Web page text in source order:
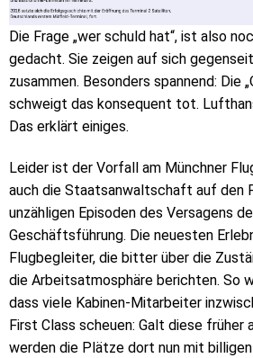
Die Frage „wer schuld hat“, ist also
gedacht. Sie zeigen auf sich
zusammen. Besonders spannend: Die
schweigt das konsequent tot.
Das erklärt einiges.
Leider ist der Vorfall am Münchner
auch die Staatsanwaltschaft auf den
unzähligen Episoden des Versagens
Geschäftsführung. Die neuesten
Flugbegleiter, die bitter über die
die Arbeitsatmosphäre berichten. So
dass viele Kabinen-Mitarbeiter
First Class scheuen: Galt diese früher
werden die Plätze dort nun mit